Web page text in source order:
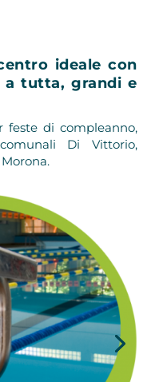
ideale con
a tutta, grandi e
feste di compleanno,
Di Vittorio,